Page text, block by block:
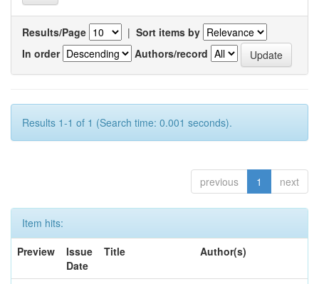
Results/Page | Sort items by
In order
Authors/record
Results 1-1 of 1 (Search time: 0.001 seconds).
previous 1 next
Item hits:
Preview
Issue
Date
Title Author(s)